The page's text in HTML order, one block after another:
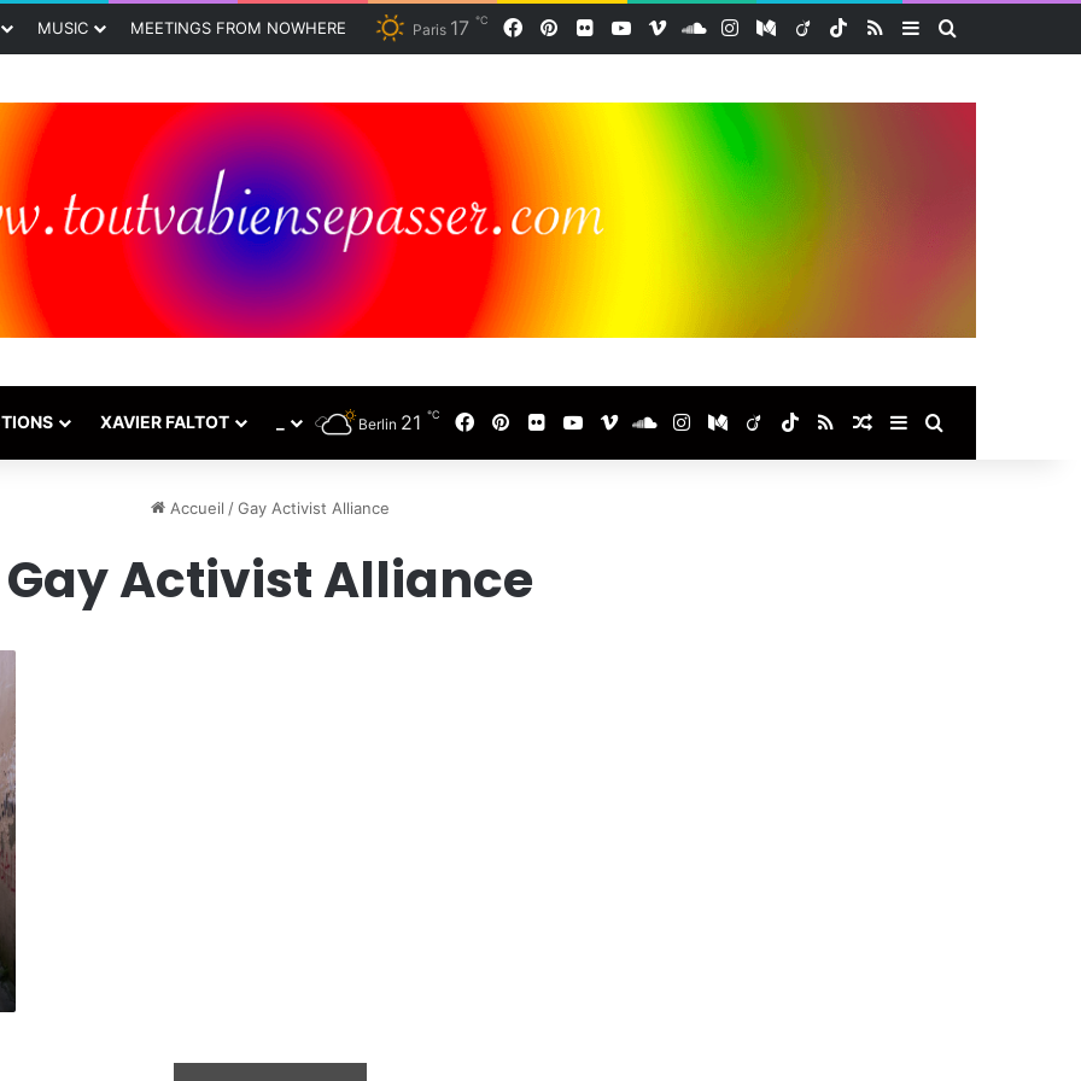
MUSIC MEETINGS FROM NOWHERE Paris 17 ℃ Facebook
Pinterest
Flickr YouTube
VimeoSoundCloud
InstagramMedium
ViadeoTikTok
RSS Sidebar (barre
XAVIER FALTOT Berlin 21 ℃ Facebook
Pinterest
FlickrYouTube
VimeoSoundCloud
Instagram
Medium
ViadeoTikTokRSSArticle Aléatoire
Sidebar (barre
Accueil /Gay Activist Alliance
Gay Activist Alliance